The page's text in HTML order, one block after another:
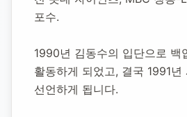
추모소 개설: 2020년 12월 4일
포수.
1990년 김동수의 입단으로 백
활동하게 되었고, 결국 1991년
선언하게 됩니다.